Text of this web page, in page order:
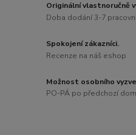
Originální vlastnoručně
Doba dodání 3-7
Spokojení zákazníci.
Recenze na náš eshop
Možnost osobního
PO-PÁ po předchozí